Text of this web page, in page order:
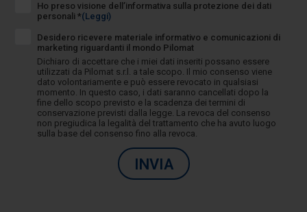
Ho preso visione dell’informativa sulla protezione dei dati
personali *(Leggi)
Desidero ricevere materiale informativo e comunicazioni di
marketing riguardanti il mondo Pilomat
Dichiaro di accettare che i miei dati inseriti possano essere
utilizzati da Pilomat s.r.l. a tale scopo. Il mio consenso viene
dato volontariamente e può essere revocato in qualsiasi
momento. In questo caso, i dati saranno cancellati dopo la
fine dello scopo previsto e la scadenza dei termini di
conservazione previsti dalla legge. La revoca del consenso
non pregiudica la legalità del trattamento che ha avuto luogo
sulla base del consenso fino alla revoca.
INVIA